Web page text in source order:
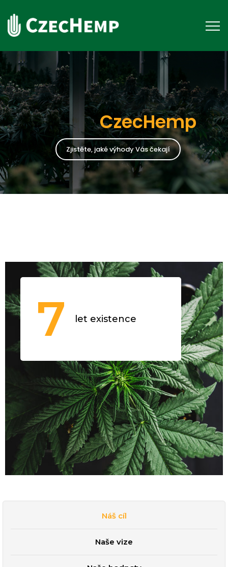
CzecHemp
Zjistěte, jaké výhody Vás čekají
7 let existence
Náš cíl
Naše vize